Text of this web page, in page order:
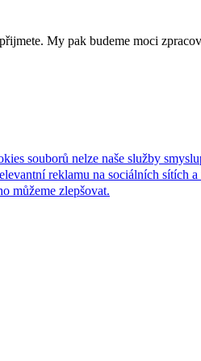
My pak budeme moci
souborů nelze naše služby
reklamu na sociálních sítích
můžeme zlepšovat.